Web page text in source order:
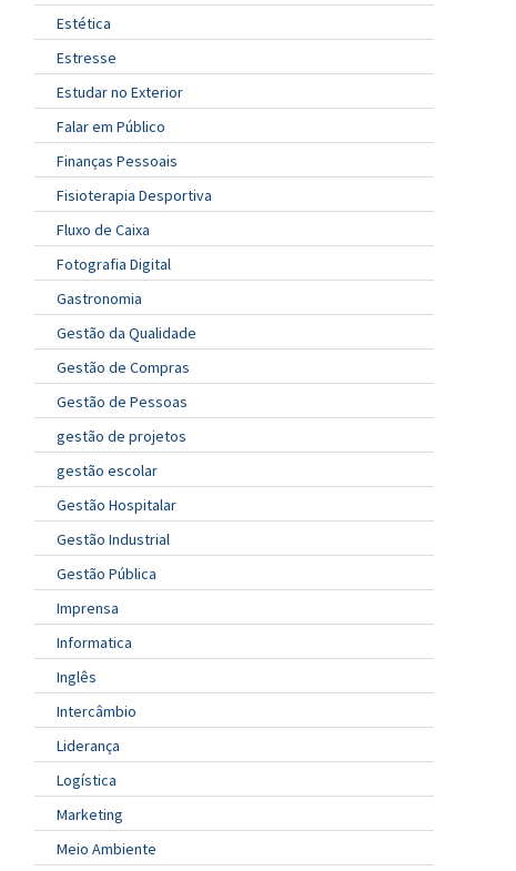
Estética
Estresse
Estudar no Exterior
Falar em Público
Finanças Pessoais
Fisioterapia Desportiva
Fluxo de Caixa
Fotografia Digital
Gastronomia
Gestão da Qualidade
Gestão de Compras
Gestão de Pessoas
gestão de projetos
gestão escolar
Gestão Hospitalar
Gestão Industrial
Gestão Pública
Imprensa
Informatica
Inglês
Intercâmbio
Liderança
Logística
Marketing
Meio Ambiente